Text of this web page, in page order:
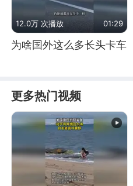
12.0万 次播放 01:29
为啥国外这么多长头卡车
更多热门视频